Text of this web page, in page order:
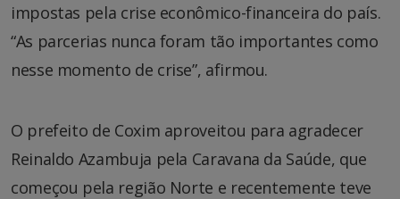
impostas pela crise econômico-financeira do país.
“As parcerias nunca foram tão importantes como
nesse momento de crise”, afirmou.
O prefeito de Coxim aproveitou para agradecer
Reinaldo Azambuja pela Caravana da Saúde, que
começou pela região Norte e recentemente teve